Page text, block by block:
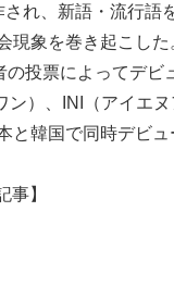
され、新語・流行語
現象を巻き起こし
の投票によってデ
ン）、INI（アイエ
と韓国で同時デビ
事】